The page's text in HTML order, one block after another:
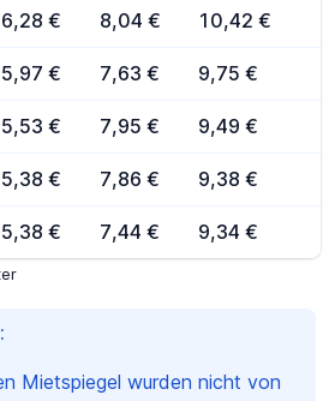
Mietspiegel wurden nicht von
6,28 € 8,04 € 10,42 €
5,97 € 7,63 € 9,75 €
5,53 € 7,95 € 9,49 €
5,38 € 7,86 € 9,38 €
5,38 € 7,44 € 9,34 €